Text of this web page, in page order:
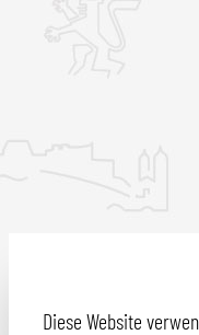
Diese Website